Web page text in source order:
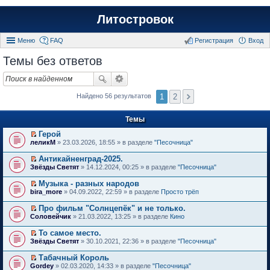
Литостровок
Меню FAQ Вход
Регистрация
Темы без ответов
Найдено 56 результатов 1 2
Темы
П
р
е
й
т
и
к
е
р
в
о
м
у
е
п
Герой
леликМ » 23.03.2026, 18:55 » в разделе "Песочница"
П
р
е
й
т
и
к
е
р
в
о
м
у
Антикайненград-2025.
Звёзды Светят » 14.12.2024, 00:25 » в разделе "Песочница"
П
р
е
й
т
и
к
е
Музыка - разных народов
bira_more » 04.09.2022, 22:59 » в разделе Просто трёп
П
р
й
т
и
к
Про фильм "Солнцепёк" и не только.
Соловейчик » 21.03.2022, 13:25 » в разделе Кино
П
р
й
То самое место.
Звёзды Светят » 30.10.2021, 22:36 » в разделе "Песочница"
П
Табачный Король
Gordey » 02.03.2020, 14:33 » в разделе "Песочница"